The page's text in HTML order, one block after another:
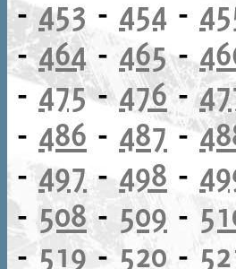
-453 - 454 -
-464 -465-
-475-476-
- 486 - 487-
-497 - 498 -
-508-509 -
-519-520 -